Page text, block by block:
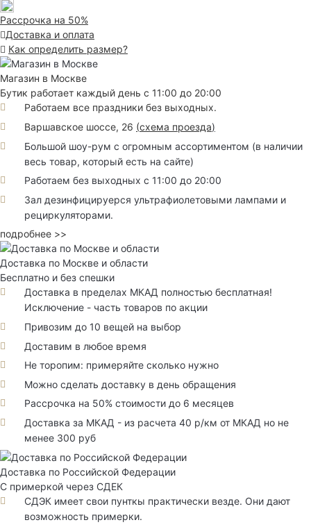
Рассрочка на 50%
Доставка и оплата
Как определить размер?
Магазин в Москве
Бутик работает каждый день с 11:00 до 20:00
Работаем все праздники без выходных.
Варшавское шоссе, 26 (схема проезда)
Большой шоу-рум с огромным ассортиментом (в наличии
весь товар, который есть на сайте)
Работаем без выходных с 11:00 до 20:00
Зал дезинфицируерся ультрафиолетовыми лампами и
рециркуляторами.
подробнее >>
Доставка по Москве и области
Бесплатно и без спешки
Доставка в пределах МКАД полностью бесплатная!
Исключение - часть товаров по акции
Привозим до 10 вещей на выбор
Доставим в любое время
Не торопим: примеряйте сколько нужно
Можно сделать доставку в день обращения
Рассрочка на 50% стоимости до 6 месяцев
Доставка за МКАД - из расчета 40 р/км от МКАД но не
менее 300 руб
Доставка по Российской Федерации
С примеркой через СДЕК
СДЭК имеет свои пунткы практически везде. Они дают
возможность примерки.